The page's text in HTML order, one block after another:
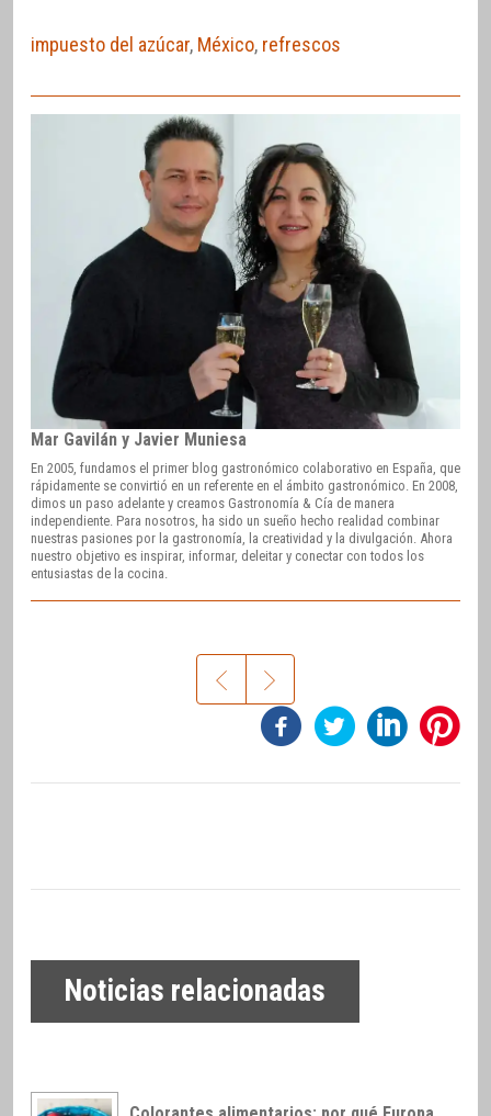
impuesto del azúcar, México, refrescos
Mar Gavilán y Javier Muniesa
En 2005, fundamos el primer blog gastronómico colaborativo en España, que
rápidamente se convirtió en un referente en el ámbito gastronómico. En 2008,
dimos un paso adelante y creamos Gastronomía & Cía de manera
independiente. Para nosotros, ha sido un sueño hecho realidad combinar
nuestras pasiones por la gastronomía, la creatividad y la divulgación. Ahora
nuestro objetivo es inspirar, informar, deleitar y conectar con todos los
entusiastas de la cocina.
Noticias relacionadas